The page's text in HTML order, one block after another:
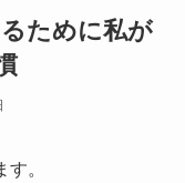
ために私が
。